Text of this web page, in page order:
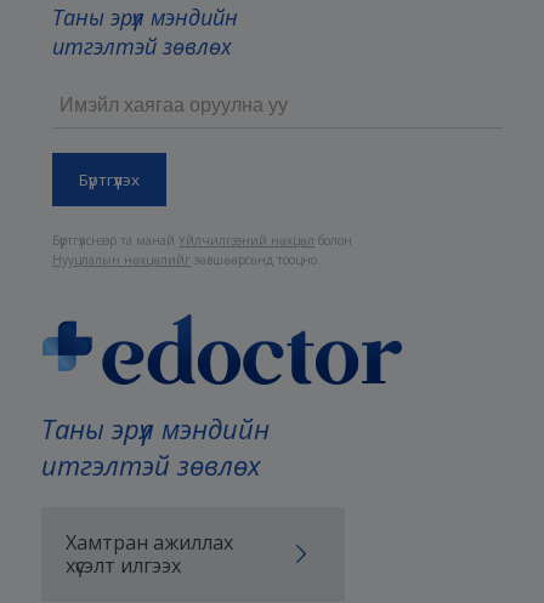
Таны эрүүл мэндийн
итгэлтэй зөвлөх
Хамтран ажиллах
хүсэлт илгээх
Таны эрүүл мэндийн
итгэлтэй зөвлөх
Бүртгүүлснээр та манайҮйлчилгээний нөхцөл болон
Нууцлалын нөхцөлийг зөвшөөрсөнд тооцно.